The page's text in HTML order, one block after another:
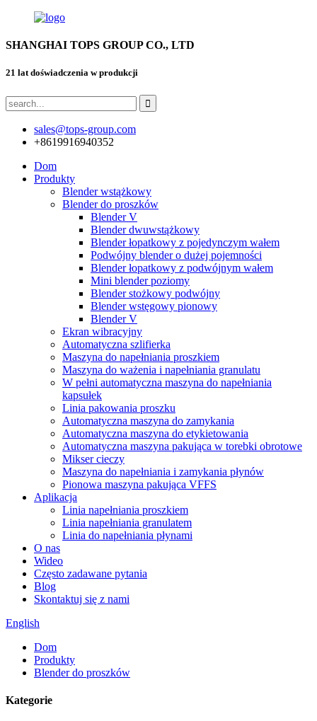
SHANGHAI TOPS GROUP CO., LTD
21 lat doświadczenia w produkcji
sales@tops-group.com
+8619916940352
Dom
Produkty
Blender wstążkowy
Blender do proszków
Blender V
Blender dwuwstążkowy
Blender łopatkowy z pojedynczym wałem
Podwójny blender o dużej pojemności
Blender łopatkowy z podwójnym wałem
Mini blender poziomy
Blender stożkowy podwójny
Blender wstęgowy pionowy
Blender V
Ekran wibracyjny
Automatyczna szlifierka
Maszyna do napełniania proszkiem
Maszyna do ważenia i napełniania granulatu
W pełni automatyczna maszyna do napełniania
kapsułek
Linia pakowania proszku
Automatyczna maszyna do zamykania
Automatyczna maszyna do etykietowania
Automatyczna maszyna pakująca w torebki obrotowe
Mikser cieczy
Maszyna do napełniania i zamykania płynów
Pionowa maszyna pakująca VFFS
Aplikacja
Linia napełniania proszkiem
Linia napełniania granulatem
Linia do napełniania płynami
O nas
Wideo
Często zadawane pytania
Blog
Skontaktuj się z nami
English
Dom
Produkty
Blender do proszków
Kategorie